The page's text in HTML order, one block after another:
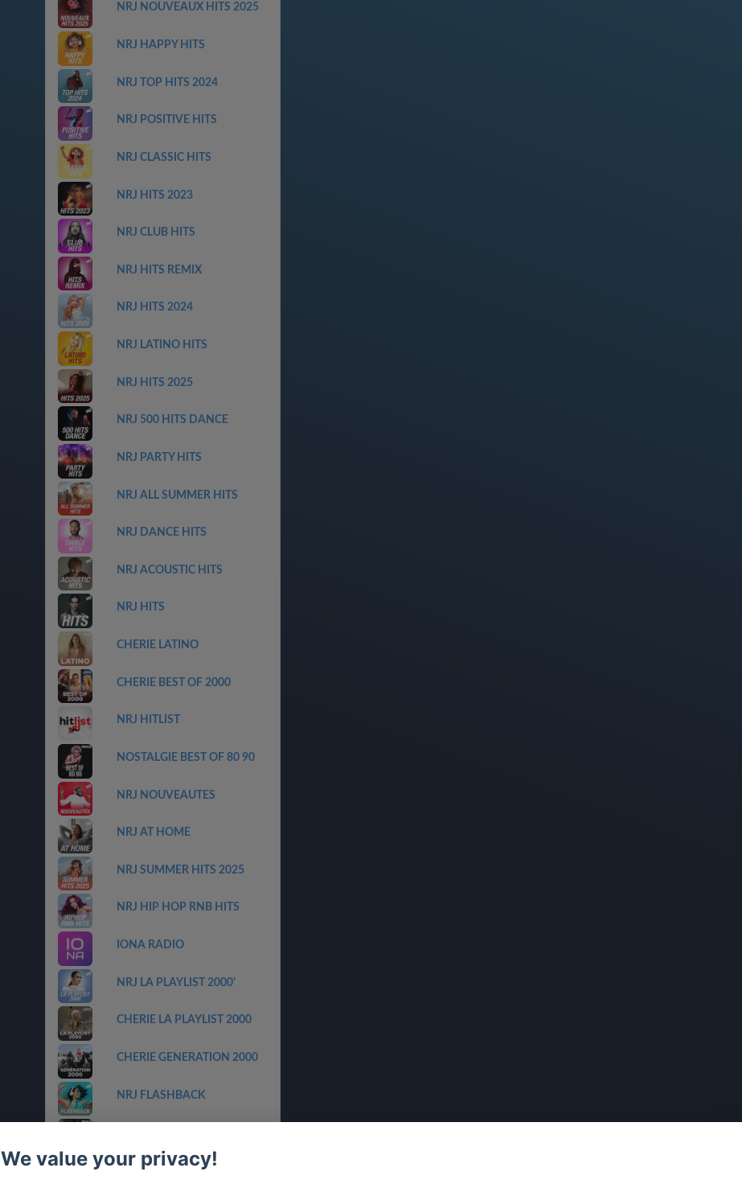
NRJ NOUVEAUX HITS 2025
NRJ HAPPY HITS
NRJ TOP HITS 2024
NRJ POSITIVE HITS
NRJ CLASSIC HITS
NRJ HITS 2023
NRJ CLUB HITS
NRJ HITS REMIX
NRJ HITS 2024
NRJ LATINO HITS
NRJ HITS 2025
NRJ 500 HITS DANCE
NRJ PARTY HITS
NRJ ALL SUMMER HITS
NRJ DANCE HITS
NRJ ACOUSTIC HITS
NRJ HITS
CHERIE LATINO
CHERIE BEST OF 2000
NRJ HITLIST
NOSTALGIE BEST OF 80 90
NRJ NOUVEAUTES
NRJ AT HOME
NRJ SUMMER HITS 2025
NRJ HIP HOP RNB HITS
IONA RADIO
NRJ LA PLAYLIST 2000'
CHERIE LA PLAYLIST 2000
CHERIE GENERATION 2000
NRJ FLASHBACK
NOSTALGIE BEST OF 70 80
We value your privacy!